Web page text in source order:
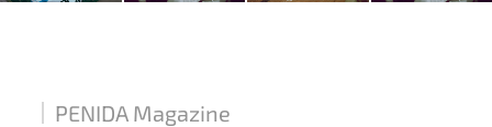
PENIDA Magazine